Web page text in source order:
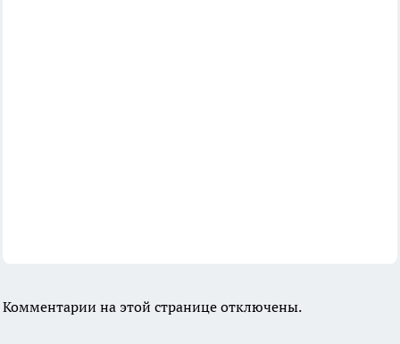
Комментарии на этой странице отключены.